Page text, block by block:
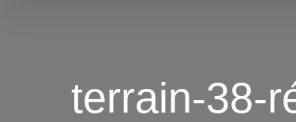
terrain-38-